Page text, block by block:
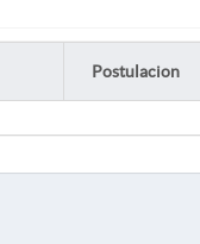
Postulacion